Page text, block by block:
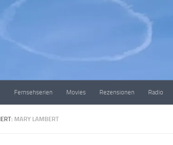
Fernsehserien Movies Rezensionen Radio
MARY LAMBERT